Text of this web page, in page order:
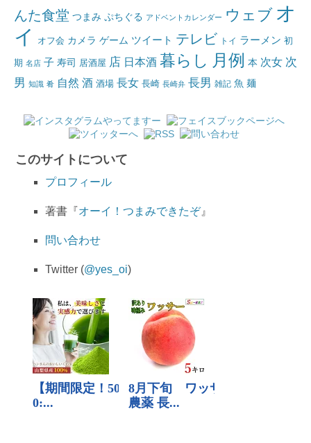
んた食堂 つまみ ぷちぐる アドベントカレンダー ウェブ オ
イ
オフ会 カメラ ゲーム ツイート テレビ トイ ラーメン 初
期 名店 子 寿司 居酒屋 店 日本酒 暮らし 月例 本 次女 次
男 知識 肴 自然 酒 酒場 長女 長崎 長崎弁 長男 雑記 魚 麺
このサイトについて
プロフィール
著書『オーイ！つまみできたぞ』
問い合わせ
Twitter (@yes_oi)